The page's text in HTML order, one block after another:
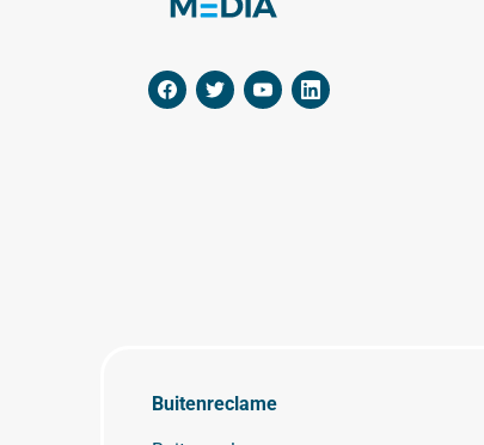
Buitenreclame